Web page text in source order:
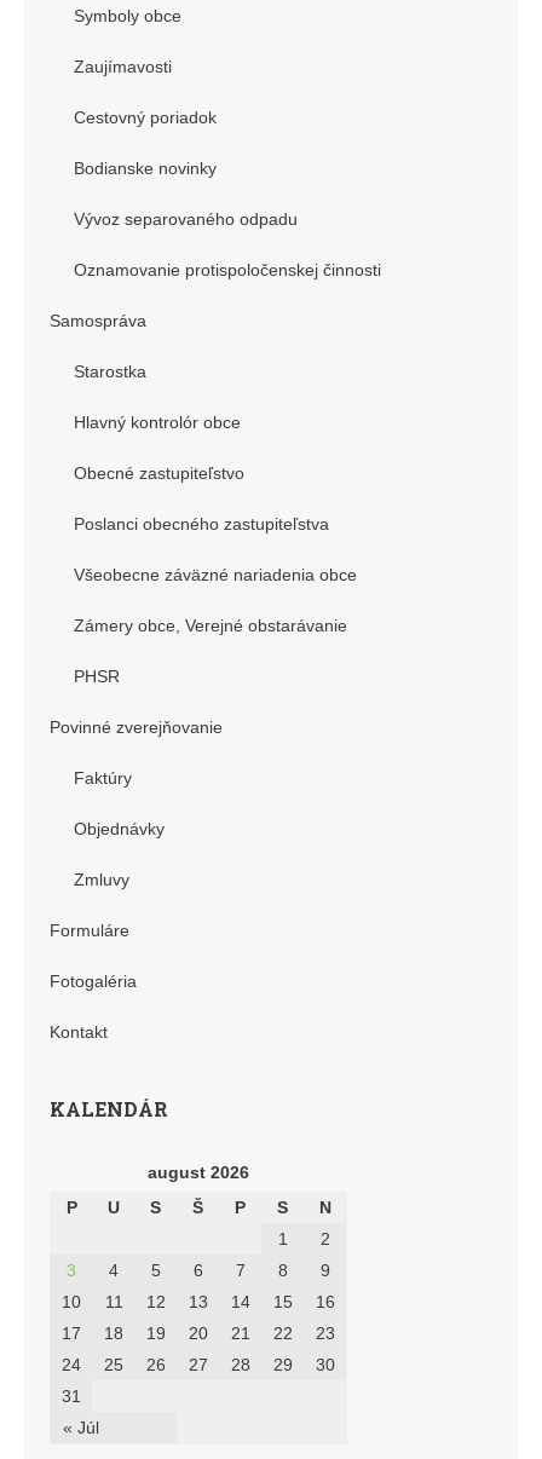
Symboly obce
Zaujímavosti
Cestovný poriadok
Bodianske novinky
Vývoz separovaného odpadu
Oznamovanie protispoločenskej činnosti
Samospráva
Starostka
Hlavný kontrolór obce
Obecné zastupiteľstvo
Poslanci obecného zastupiteľstva
Všeobecne záväzné nariadenia obce
Zámery obce, Verejné obstarávanie
PHSR
Povinné zverejňovanie
Faktúry
Objednávky
Zmluvy
Formuláre
Fotogaléria
Kontakt
KALENDÁR
august 2026
P
U S Š P S N
« Júl
1
2
3
4 5 6 7 8
9
10
11 12 13 14 15
16
17
18 19 20 21 22
23
24
25 26 27 28 29
30
31